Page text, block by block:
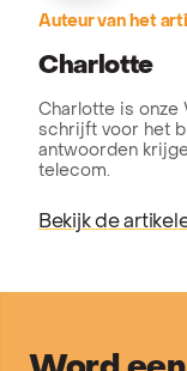
Auteur van het
Charlotte
Charlotte is onze
schrijft voor het
antwoorden
telecom.
Bekijk de